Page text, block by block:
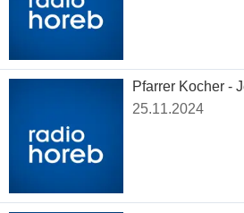
Pfarrer Kocher -
25.11.2024